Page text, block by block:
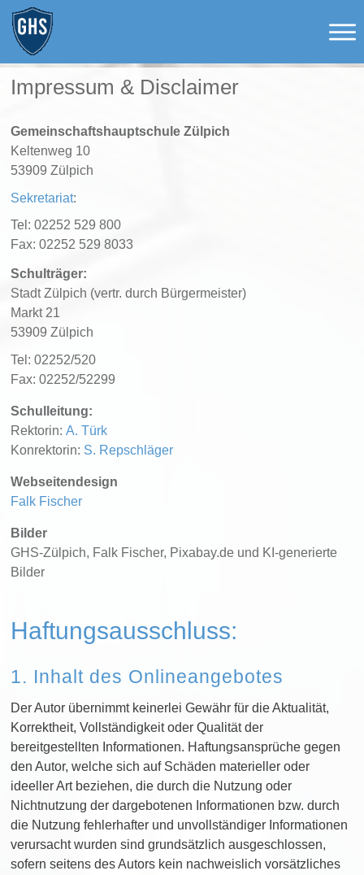
Impressum & Disclaimer
Gemeinschaftshauptschule Zülpich
Keltenweg 10
53909 Zülpich
Sekretariat:
Tel: 02252 529 800
Fax: 02252 529 8033
Schulträger:
Stadt Zülpich (vertr. durch Bürgermeister)
Markt 21
53909 Zülpich
Tel: 02252/520
Fax: 02252/52299
Schulleitung:
Rektorin: A. Türk
Konrektorin: S. Repschläger
Webseitendesign
Falk Fischer
Bilder
GHS-Zülpich, Falk Fischer, Pixabay.de und KI-generierte
Bilder
Haftungsausschluss:
1. Inhalt des Onlineangebotes
Der Autor übernimmt keinerlei Gewähr für die Aktualität,
Korrektheit, Vollständigkeit oder Qualität der
bereitgestellten Informationen. Haftungsansprüche gegen
den Autor, welche sich auf Schäden materieller oder
ideeller Art beziehen, die durch die Nutzung oder
Nichtnutzung der dargebotenen Informationen bzw. durch
die Nutzung fehlerhafter und unvollständiger Informationen
verursacht wurden sind grundsätzlich ausgeschlossen,
sofern seitens des Autors kein nachweislich vorsätzliches